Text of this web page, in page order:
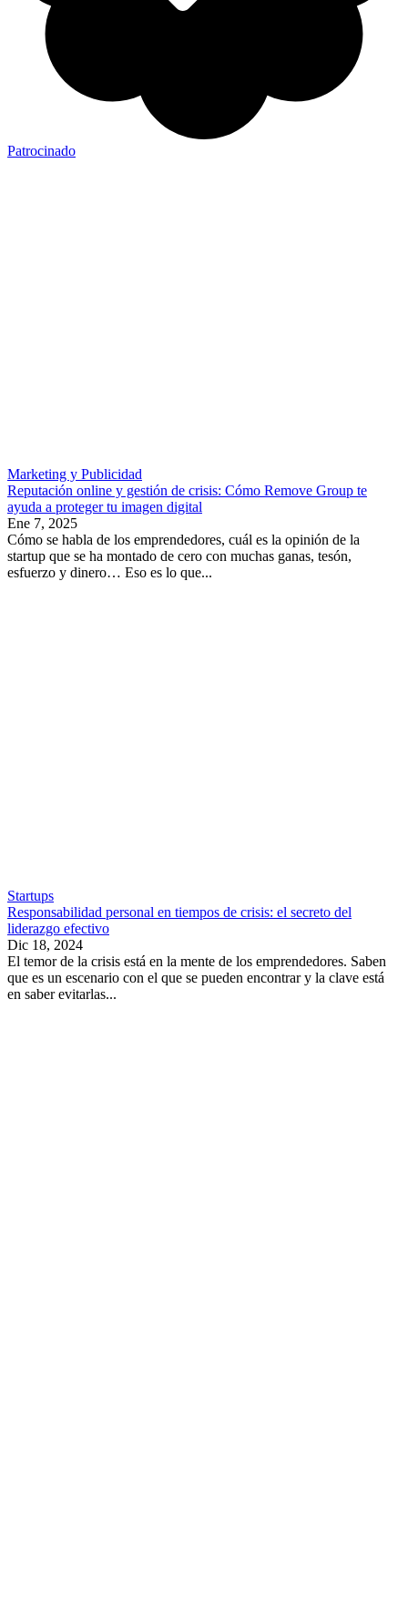
Patrocinado
Marketing y Publicidad
Reputación online y gestión de crisis: Cómo Remove Group te
ayuda a proteger tu imagen digital
Ene 7, 2025
Cómo se habla de los emprendedores, cuál es la opinión de la
startup que se ha montado de cero con muchas ganas, tesón,
esfuerzo y dinero… Eso es lo que...
Startups
Responsabilidad personal en tiempos de crisis: el secreto del
liderazgo efectivo
Dic 18, 2024
El temor de la crisis está en la mente de los emprendedores. Saben
que es un escenario con el que se pueden encontrar y la clave está
en saber evitarlas...